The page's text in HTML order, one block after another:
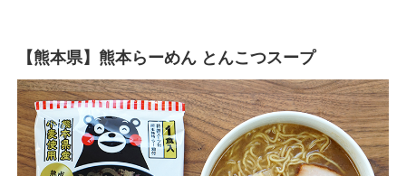
【熊本県】熊本らーめん とんこつスープ